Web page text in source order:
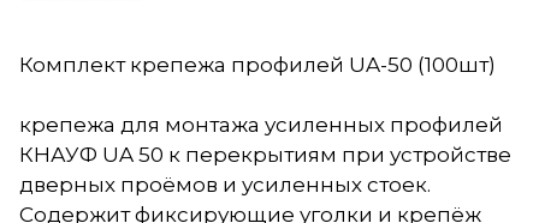
Комплект крепежа профилей UA-50 (100шт)
крепежа для монтажа усиленных профилей
КНАУФ UA 50 к перекрытиям при устройстве
дверных проёмов и усиленных стоек.
Содержит фиксирующие уголки и крепёж